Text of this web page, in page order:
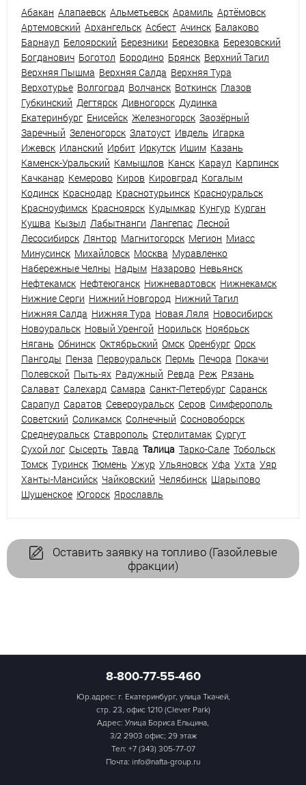
Абакан Алапаевск Альметьевск Арамиль Артёмовск
Артемовский Архангельск Асбест Ачинск Балаково
Барнаул Белоярский Березники Березовка Березовский
Богданович Боготол Бородино Брянск Верхний Тагил
Верхняя Пышма Верхняя Салда Верхняя Тура
Верхотурье Волгоград Волчанск Воткинск Глазов
Губкинский Дегтярск Дивногорск Дудинка
Екатеринбург Енисейск Железногорск Заозёрный
Заречный Зеленогорск Златоуст Ивдель Игарка
Ижевск Иланский Ирбит Иркутск Ишим Казань
Каменск-Уральский Камышлов Канск Караул Карпинск
Качканар Кемерово Киров Кировград Когалым
Кодинск Краснодар Краснотурьинск Красноуральск
Красноуфимск Красноярск Кудымкар Кунгур Курган
Кушва Кызыл Лабытнанги Лангепас Лесной
Лесосибирск Лянтор Магнитогорск Мегион Миасс
Минусинск Михайловск Москва Муравленко
Набережные Челны Надым Назарово Невьянск
Нефтекамск Нефтеюганск Нижневартовск Нижнекамск
Нижние Серги Нижний Новгород Нижний Тагил
Нижняя Салда Нижняя Тура Новая Ляля Новосибирск
Новоуральск Новый Уренгой Норильск Ноябрьск
Нягань Обнинск Октябрьский Омск Оренбург Орск
Пангоды Пенза Первоуральск Пермь Печора Покачи
Полевской Пыть-ях Радужный Ревда Реж Рязань
Салават Салехард Самара Санкт-Петербург Саранск
Сарапул Саратов Североуральск Серов Симферополь
Советский Соликамск Солнечный Сосновоборск
Среднеуральск Ставрополь Стерлитамак Сургут
Сухой лог Сысерть Тавда Талица Тарко-Сале Тобольск
Томск Туринск Тюмень Ужур Ульяновск Уфа Ухта Уяр
Ханты-Мансийск Чайковский Челябинск Шарыпово
Шушенское Югорск Ярославль
Оставить заявку на топливо (Газойлевые
фракции)
8-800-77-55-460
Юр.адрес: г. Екатеринбург, улица Ткачей,
стр. 23, офис 1210 (Clever Park)
Адрес: Улица Бориса Ельцина,
3/2 2903 офис; 29 этаж
Тел: +7 (343) 305-77-07
Почта: info@nafta-group.ru